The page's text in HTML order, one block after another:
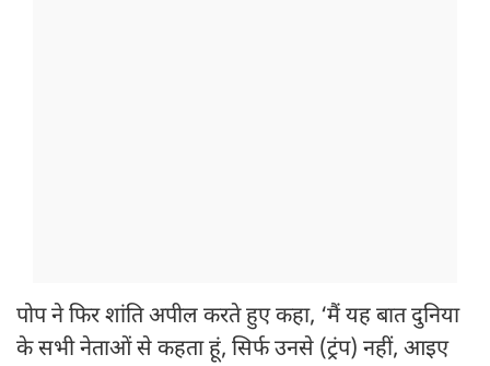
पोप ने फिर शांति अपील करते हुए कहा, ‘मैं यह बात दुनिया
के सभी नेताओं से कहता हूं, सिर्फ उनसे (ट्रंप) नहीं, आइए